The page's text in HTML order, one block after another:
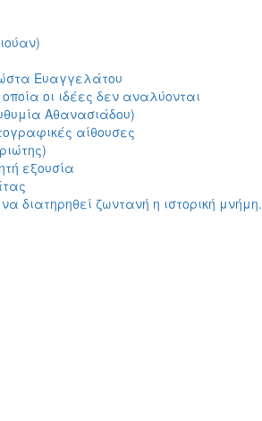
Ευαγγελάτου
οι ιδέες δεν αναλύονται
Αθανασιάδου)
αίθουσες
εξουσία
διατηρηθεί ζωντανή η ιστορική μνήμη.